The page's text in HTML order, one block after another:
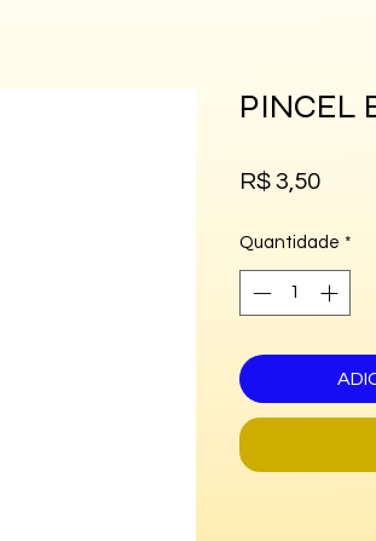
PINCEL
R$ 3,50Preço
Quantidade *